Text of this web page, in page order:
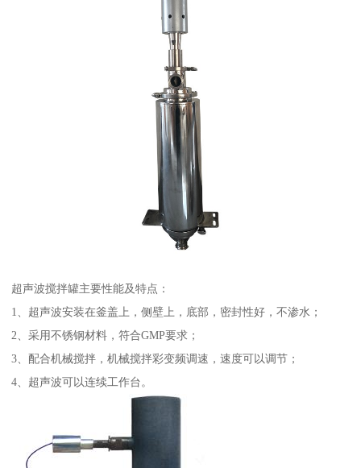
超声波搅拌罐主要性能及特点：
1、超声波安装在釜盖上，侧壁上，底部，密封性好，不渗水；
2、采用不锈钢材料，符合GMP要求；
3、配合机械搅拌，机械搅拌彩变频调速，速度可以调节；
4、超声波可以连续工作台。